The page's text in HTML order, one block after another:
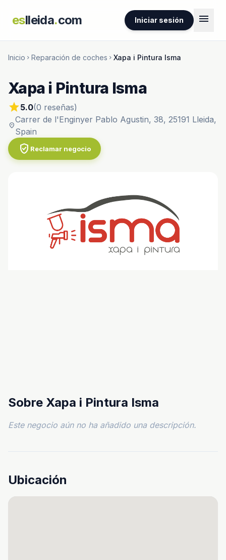
eslleida.com Iniciar sesión menu
Inicio chevron_right Reparación de coches chevron_right Xapa i Pintura Isma
Xapa i Pintura Isma
star5.0(0 reseñas)
location_on
Carrer de l'Enginyer Pablo Agustin, 38, 25191 Lleida,
Spain
verified_user Reclamar negocio
Sobre Xapa i Pintura Isma
Este negocio aún no ha añadido una descripción.
Ubicación